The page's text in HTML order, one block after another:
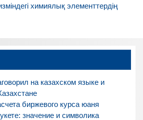
химиялық элементтердің
на казахском языке и
биржевого курса юаня
значение и символика